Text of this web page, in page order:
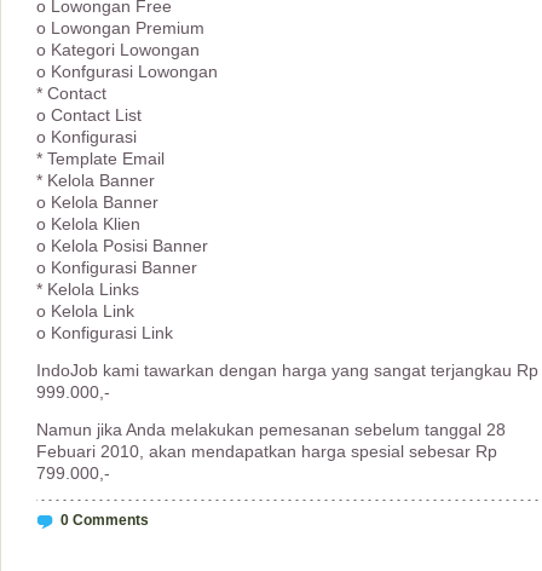
o Lowongan Free
o Lowongan Premium
o Kategori Lowongan
o Konfgurasi Lowongan
* Contact
o Contact List
o Konfigurasi
* Template Email
* Kelola Banner
o Kelola Banner
o Kelola Klien
o Kelola Posisi Banner
o Konfigurasi Banner
* Kelola Links
o Kelola Link
o Konfigurasi Link
IndoJob kami tawarkan dengan harga yang sangat terjangkau Rp
999.000,-
Namun jika Anda melakukan pemesanan sebelum tanggal 28
Febuari 2010, akan mendapatkan harga spesial sebesar Rp
799.000,-
0 Comments